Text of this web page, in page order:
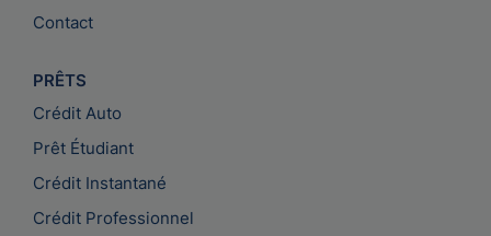
Contact
PRÊTS
Crédit Auto
Prêt Étudiant
Crédit Instantané
Crédit Professionnel